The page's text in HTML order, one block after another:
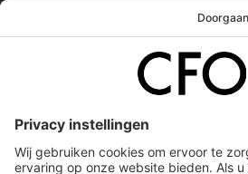
Vacatures
Service & Contact
Werken bij ons
Privacy Statement